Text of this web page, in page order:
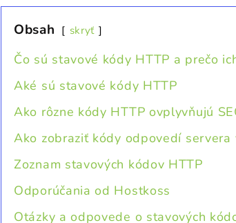
Obsah skryť
Čo sú stavové kódy HTTP a prečo
Aké sú stavové kódy HTTP
Ako rôzne kódy HTTP ovplyvňujú
Ako zobraziť kódy odpovedí servera
Zoznam stavových kódov HTTP
Odporúčania od Hostkoss
Otázky a odpovede o stavových